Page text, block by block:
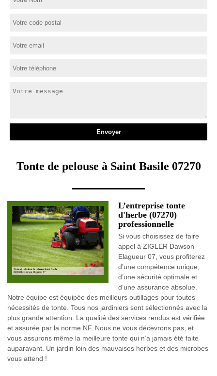
Tonte de pelouse à Saint Basile 07270
L’entreprise tonte
d'herbe (07270)
professionnelle
Si vous choisissez de faire
appel à ZIGLER Dawson
Elagueur 07, vous profiterez
d’une compétence unique,
d’une sécurité optimale et
d’une assurance absolue.
Notre équipe est équipée des meilleurs outillages pour toutes
nécessités de tonte. Tous nos jardiniers sont sélectionnés avec la
plus grande attention. La qualité des services rendus est vérifiée
et assurée par la norme NF. Nous ne vous décevrons pas, et
vous assurons même la meilleure tonte qui n’a jamais été faite
auparavant. Un jardin loin des mauvaises herbes et des microbes
vous attend !